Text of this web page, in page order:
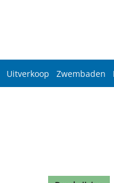
Uitverkoop Zwembaden